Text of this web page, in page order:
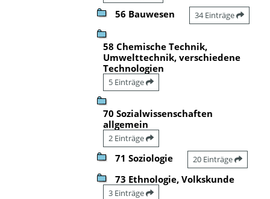
56 Bauwesen 34 Einträge
58 Chemische Technik,
Umwelttechnik, verschiedene
Technologien
5 Einträge
70 Sozialwissenschaften
allgemein
2 Einträge
71 Soziologie 20 Einträge
73 Ethnologie, Volkskunde
3 Einträge